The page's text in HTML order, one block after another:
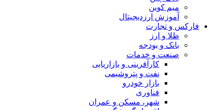
میم کوین‌
آموزش ارزدیجیتال
فارکس و تجارت
طلا و ارز
بانک و بودجه
صنعت و خدمات
کارآفرینی و بازاریابی
نفت و پتروشیمی
بازار خودرو
فناوری
شهر، مسکن و عمران